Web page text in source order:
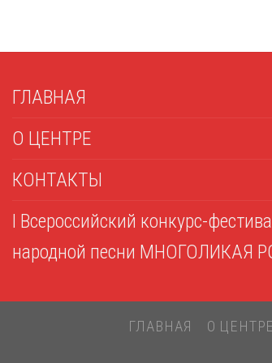
ГЛАВНАЯ
О ЦЕНТРЕ
КОНТАКТЫ
I Всероссийский конкурс-
народной песни МНОГОЛИКАЯ
ГЛАВНАЯ О ЦЕНТРЕ